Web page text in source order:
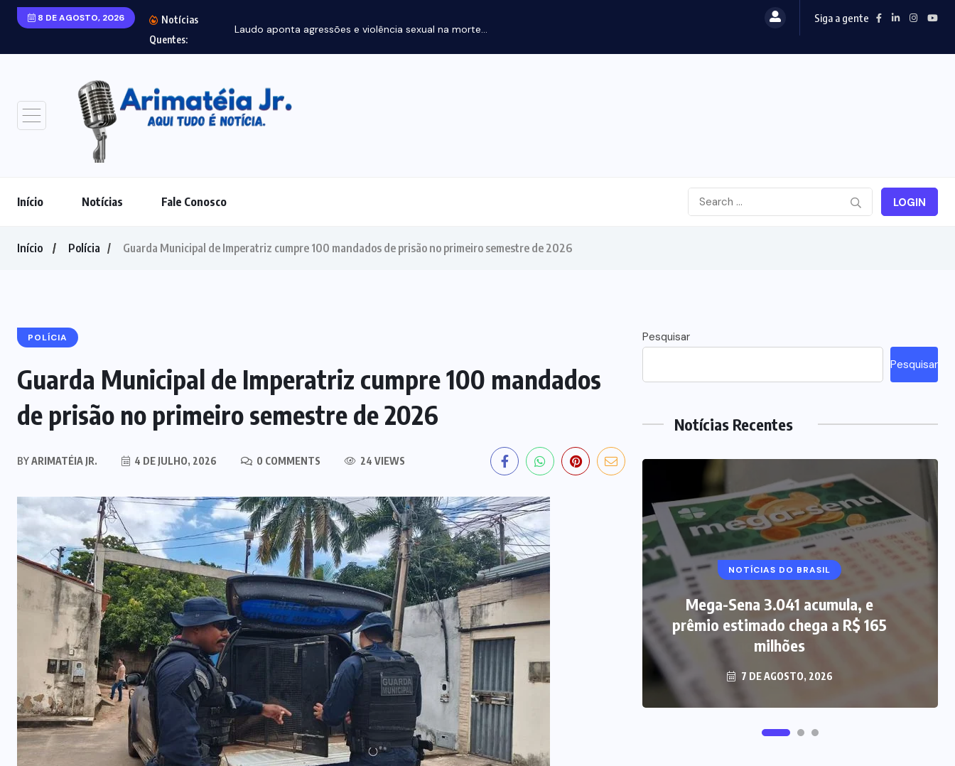
8 DE AGOSTO, 2026
Notícias
Quentes:
Laudo aponta agressões e violência sexual na morte...
Siga a gente
Início Notícias Fale Conosco LOGIN
Início Polícia Guarda Municipal de Imperatriz cumpre 100 mandados de prisão no primeiro semestre de 2026
POLÍCIA
Guarda Municipal de Imperatriz cumpre 100 mandados
de prisão no primeiro semestre de 2026
BYARIMATÉIA JR. 4 DE JULHO, 2026 0 COMMENTS 24 VIEWS
Pesquisar
Pesquisar
Notícias Recentes
MARANHÃO POLÍCIA
Mulher joga drogas no vaso
sanitário; polícia apreende 3 kg e
prende mãe e filho
7 DE AGOSTO, 2026
EDITORIAL DO DIA
PF deflagra operação contra
fraude de R$ 5,7 milhões no INSS
no Maranhão
7 DE AGOSTO, 2026
NOTÍCIAS DO BRASIL
Mega-Sena 3.041 acumula, e
prêmio estimado chega a R$ 165
milhões
7 DE AGOSTO, 2026